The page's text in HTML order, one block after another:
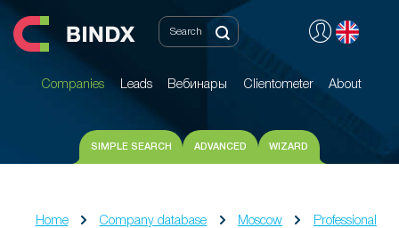
Companies Leads Вебинары Clientometer About
Companies Leads Вебинары Clientometer About
SIMPLE SEARCH ADVANCED WIZARD
Home Company database Moscow
Professional